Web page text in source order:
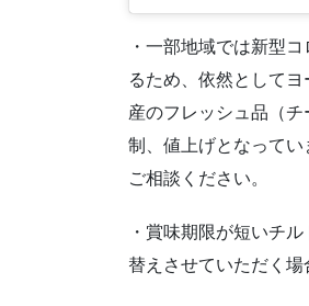
・一部地域では新型
るため、依然として
産のフレッシュ品（
制、値上げとなって
ご相談ください。
・賞味期限が短いチ
替えさせていただく場